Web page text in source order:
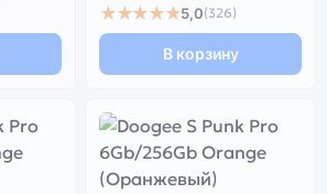
★★★★★5,0(326)
В корзину